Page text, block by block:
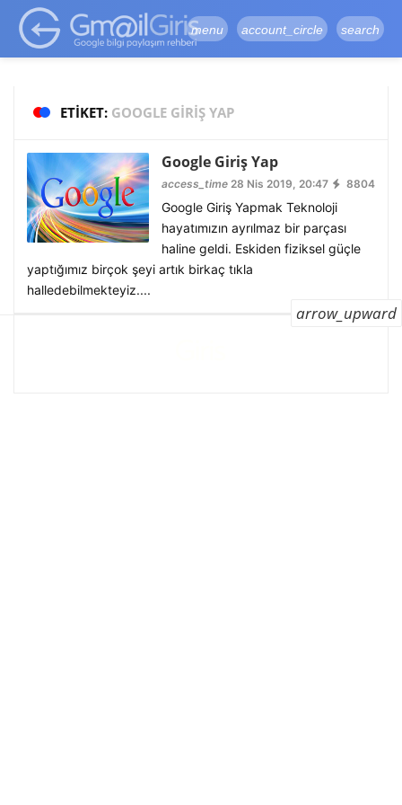
google-site-
verification=vqSI0upH550kabR5X8xpjMYieaXmuBueYgCJBW3uetM
menu account_circle search
ETIKET: GOOGLE GIRIŞ YAP
Google Giriş Yap
access_time28 Nis 2019, 20:47 8804
Google Giriş Yapmak Teknoloji
hayatımızın ayrılmaz bir parçası
haline geldi. Eskiden fiziksel güçle
yaptığımız birçok şeyi artık birkaç tıkla
halledebilmekteyiz....
arrow_upward